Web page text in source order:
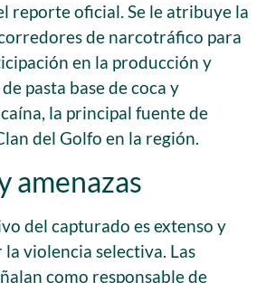
reporte oficial. Se le atribuye la
de narcotráfico para
en la producción y
pasta base de coca y
la principal fuente de
del Golfo en la región.
amenazas
del capturado es extenso y
violencia selectiva. Las
como responsable de